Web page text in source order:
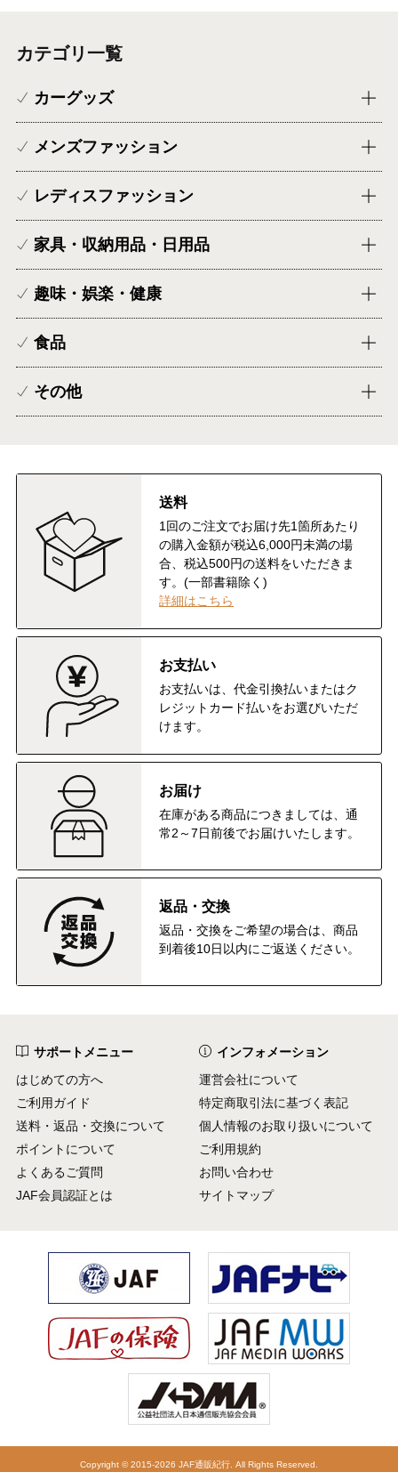
カテゴリ一覧
カーグッズ
メンズファッション
レディスファッション
家具・収納用品・日用品
趣味・娯楽・健康
食品
その他
送料
1回のご注文でお届け先1箇所あたり
の購入金額が税込6,000円未満の場
合、税込500円の送料をいただきま
す。(一部書籍除く)
詳細はこちら
お支払い
お支払いは、代金引換払いまたはク
レジットカード払いをお選びいただ
けます。
お届け
在庫がある商品につきましては、通
常2～7日前後でお届けいたします。
返品・交換
返品・交換をご希望の場合は、商品
到着後10日以内にご返送ください。
サポートメニュー
はじめての方へ
ご利用ガイド
送料・返品・交換について
ポイントについて
よくあるご質問
JAF会員認証とは
インフォメーション
運営会社について
特定商取引法に基づく表記
個人情報のお取り扱いについて
ご利用規約
お問い合わせ
サイトマップ
Copyright © 2015-2026 JAF通販紀行. All Rights Reserved.